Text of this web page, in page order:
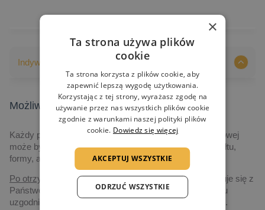
Indywidualizacja nadruków
Możliwości indywidualizacji nadruków
Każdy produkt prezentowany na naszej stronie internetowej
może być indywidualizowany, poczynając od jego kształtu,
formy, aż po grafikę i technologię realizacji.
Po otrzymaniu zapytania,nasz przedstawiciel skontaktuje się z
Państwem drogą elektroniczną, albo telefoniczną, w celu
uzgodnienia szczegółów dotyczących realizacji projektu.
×
Ta strona używa plików
cookie
Ta strona korzysta z plików cookie, aby
zapewnić lepszą wygodę użytkowania.
Korzystając z tej strony, wyrażasz zgodę na
używanie przez nas wszystkich plików cookie
zgodnie z warunkami naszej polityki plików
cookie. Dowiedz się więcej
AKCEPTUJ WSZYSTKIE
ODRZUĆ WSZYSTKIE